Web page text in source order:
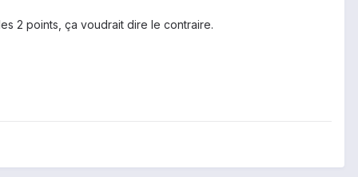
2 points, ça voudrait dire le contraire.